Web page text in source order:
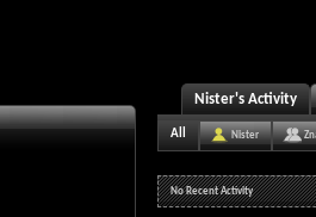
Nister's Activity
All Nister
No Recent Activity